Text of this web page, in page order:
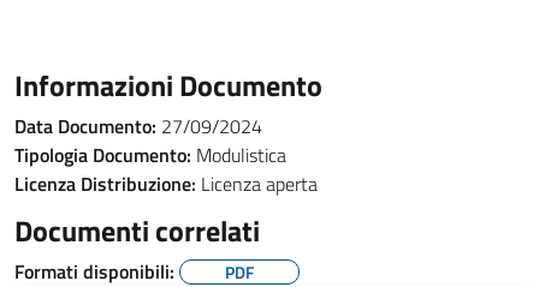
Informazioni Documento
Data Documento: 27/09/2024
Tipologia Documento: Modulistica
Licenza Distribuzione: Licenza aperta
Documenti correlati
Formati disponibili: PDF